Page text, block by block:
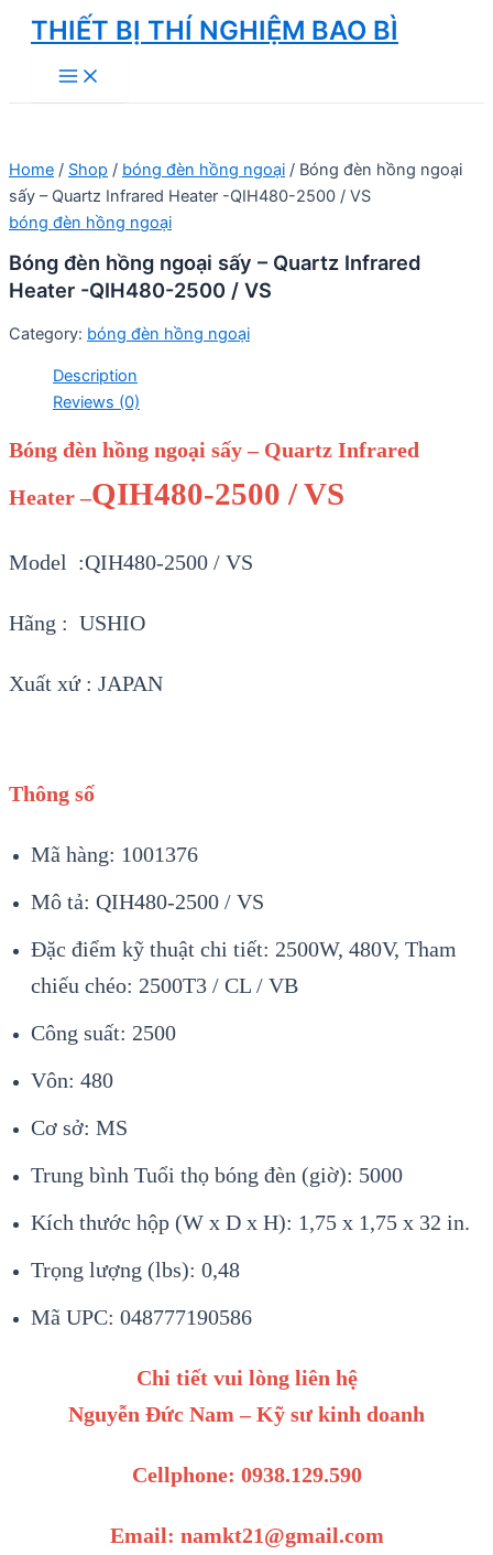
Skip
content
THIẾT BỊ THÍ NGHIỆM BAO BÌ
Main
Menu
Home / Shop / bóng đèn hồng ngoại / Bóng đèn hồng ngoại
sấy – Quartz Infrared Heater -QIH480-2500 / VS
bóng đèn hồng ngoại
Bóng đèn hồng ngoại sấy – Quartz Infrared
Heater -QIH480-2500 / VS
Category: bóng đèn hồng ngoại
Description
Reviews (0)
Bóng đèn hồng ngoại sấy – Quartz Infrared
Heater –QIH480-2500 / VS
Model :QIH480-2500 / VS
Hãng : USHIO
Xuất xứ : JAPAN
Thông số
Mã hàng: 1001376
Mô tả: QIH480-2500 / VS
Đặc điểm kỹ thuật chi tiết: 2500W, 480V, Tham
chiếu chéo: 2500T3 / CL / VB
Công suất: 2500
Vôn: 480
Cơ sở: MS
Trung bình Tuổi thọ bóng đèn (giờ): 5000
Kích thước hộp (W x D x H): 1,75 x 1,75 x 32 in.
Trọng lượng (lbs): 0,48
Mã UPC: 048777190586
Chi tiết vui lòng liên hệ
Nguyễn Đức Nam – Kỹ sư kinh doanh
Cellphone: 0938.129.590
Email: namkt21@gmail.com